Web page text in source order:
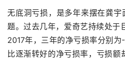
无底洞亏损，是多年来摆在龚宇
题。过去几年，爱奇艺持续处于
2017年，三年的净亏损率分别
比逐渐转好的净亏损率，亏损额